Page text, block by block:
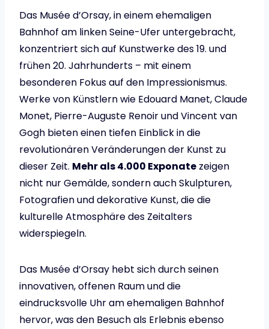
Das Musée d’Orsay, in einem ehemaligen
Bahnhof am linken Seine-Ufer untergebracht,
konzentriert sich auf Kunstwerke des 19. und
frühen 20. Jahrhunderts – mit einem
besonderen Fokus auf den Impressionismus.
Werke von Künstlern wie Edouard Manet, Claude
Monet, Pierre-Auguste Renoir und Vincent van
Gogh bieten einen tiefen Einblick in die
revolutionären Veränderungen der Kunst zu
dieser Zeit. Mehr als 4.000 Exponate zeigen
nicht nur Gemälde, sondern auch Skulpturen,
Fotografien und dekorative Kunst, die die
kulturelle Atmosphäre des Zeitalters
widerspiegeln.
Das Musée d’Orsay hebt sich durch seinen
innovativen, offenen Raum und die
eindrucksvolle Uhr am ehemaligen Bahnhof
hervor, was den Besuch als Erlebnis ebenso